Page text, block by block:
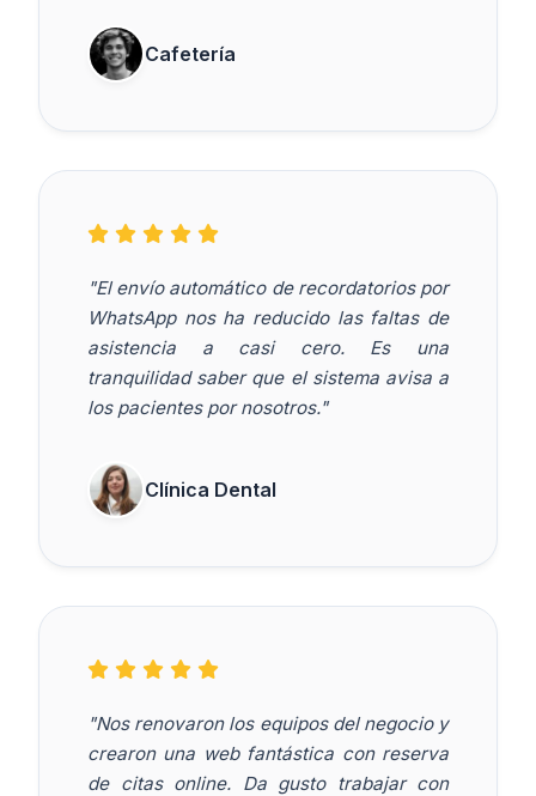
Cafetería
"El envío automático de recordatorios por
WhatsApp nos ha reducido las faltas de
asistencia a casi cero. Es una
tranquilidad saber que el sistema avisa a
los pacientes por nosotros."
Clínica Dental
"Nos renovaron los equipos del negocio y
crearon una web fantástica con reserva
de citas online. Da gusto trabajar con